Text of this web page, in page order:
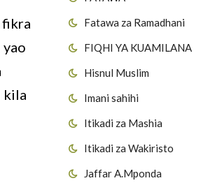
Fatawa za Ramadhani
FIQHI YA KUAMILANA
Hisnul Muslim
Imani sahihi
Itikadi za Mashia
Itikadi za Wakiristo
Jaffar A.Mponda
fikra
kila